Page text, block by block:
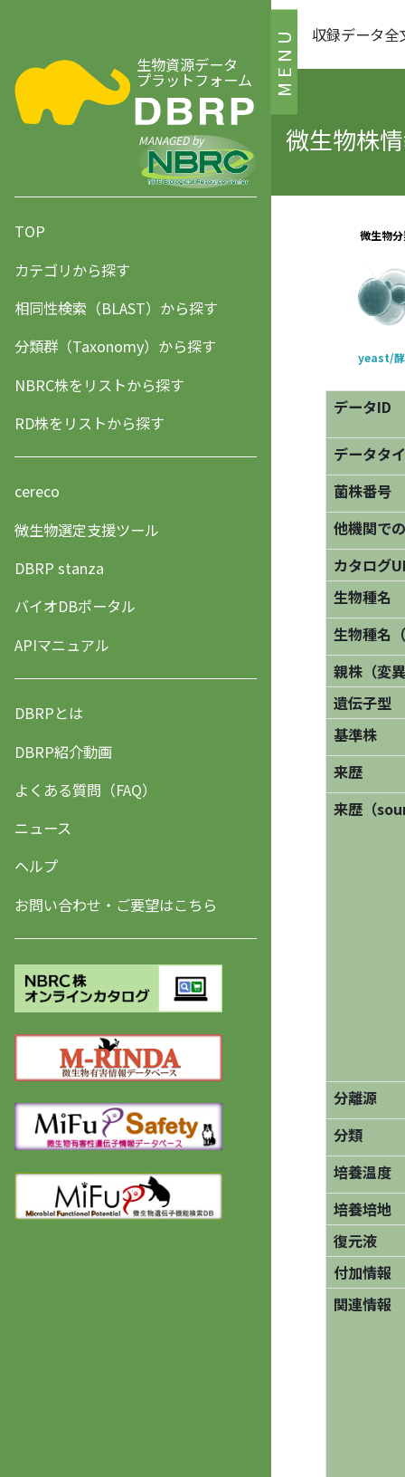
MENU
生物資源データ
プラットフォーム
MANAGED by
TOP
カテゴリから探す
相同性検索（BLAST）から探す
分類群（Taxonomy）から探す
NBRC株をリストから探す
RD株をリストから探す
cereco
微生物選定支援ツール
DBRP stanza
バイオDBポータル
APIマニュアル
DBRPとは
DBRP紹介動画
よくある質問（FAQ）
ニュース
ヘルプ
お問い合わせ・ご要望はこちら
収録データ全
微生物株
データID
データタ
菌株番号
他機関で
カタログ
生物種名
生物種名
親株（変
遺伝子型
基準株
来歴
来歴（
分離源
分類
培養温度
培養培地
復元液
付加情報
関連情報